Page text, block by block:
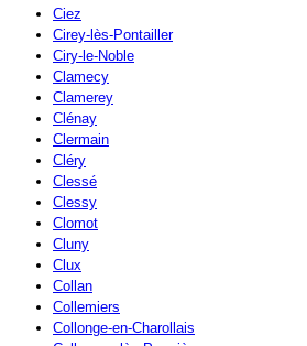
Ciez
Cirey-lès-Pontailler
Ciry-le-Noble
Clamecy
Clamerey
Clénay
Clermain
Cléry
Clessé
Clessy
Clomot
Cluny
Clux
Collan
Collemiers
Collonge-en-Charollais